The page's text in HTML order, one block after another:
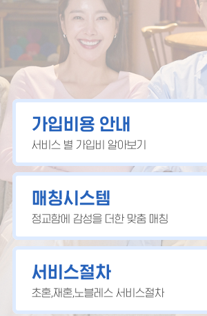
가입비용 안내
서비스 별 가입비 알아보기
매칭시스템
정교함에 감성을 더한 맞춤 매칭
서비스절차
초혼,재혼,노블레스 서비스절차